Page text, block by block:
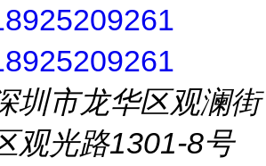
圳市龙华区观澜街
观光路1301-8号